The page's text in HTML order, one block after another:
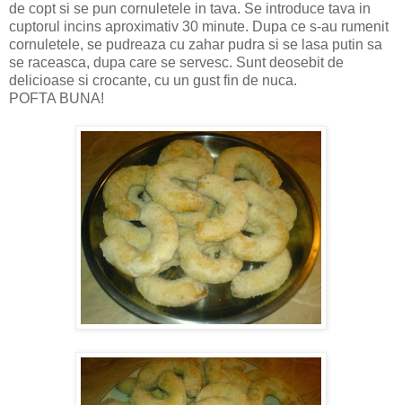
de copt si se pun cornuletele in tava. Se introduce tava in
cuptorul incins aproximativ 30 minute. Dupa ce s-au rumenit
cornuletele, se pudreaza cu zahar pudra si se lasa putin sa
se raceasca, dupa care se servesc. Sunt deosebit de
delicioase si crocante, cu un gust fin de nuca.
POFTA BUNA!